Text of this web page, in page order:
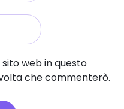
web in questo
che commenterò.